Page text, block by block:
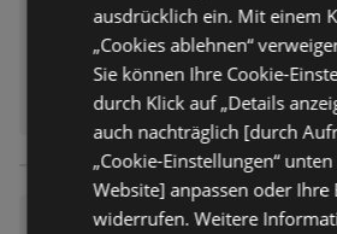
Famila:
ausdrücklich ein. Mit einem
„Cookies ablehnen“
Sie können Ihre Cookie-
durch Klick auf „Details
auch nachträglich [durch
„Cookie-Einstellungen“
Website] anpassen oder Ihre
widerrufen. Weitere